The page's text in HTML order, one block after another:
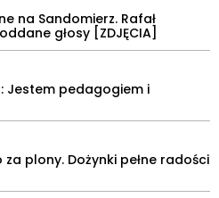
na Sandomierz. Rafał
głosy [ZDJĘCIA]
Jestem pedagogiem i
plony. Dożynki pełne radości